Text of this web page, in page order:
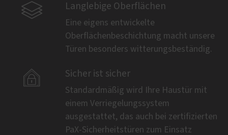
 Langlebige Oberflächen
Eine eigens entwickelte
Oberflächenbeschichtung macht unsere
Türen besonders witterungsbeständig.
 Sicher ist sicher
Standardmäßig wird Ihre Haustür mit
einem Verriegelungssystem
ausgestattet, das auch bei zertifizierten
PaX-Sicherheitstüren zum Einsatz